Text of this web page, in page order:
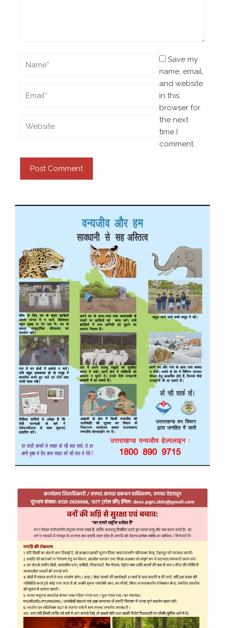
Save my
name, email,
and website
in this
browser for
the next
time I
comment.